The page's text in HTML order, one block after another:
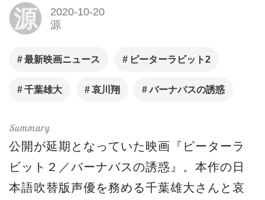
源
2020-10-20
源
最新映画ニュース ピーターラビット2
千葉雄大 哀川翔 バーナバスの誘惑
公開が延期となっていた映画『ピーターラ
ビット２／バーナバスの誘惑』。本作の日
本語吹替版声優を務める千葉雄大さんと哀